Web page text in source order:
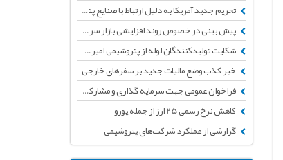
تحریم جدید آمریکا به دلیل ارتباط با صنایع پتروشیمی ایران
پیش بینی در خصوص روند افزایشی بازار سرمایه طی ماه‌های آتی
شکایت تولیدکنندگان لوله از پتروشیمی امیرکبیر به دلیل مشکلات کیفی و نداشتن تائیدیه
خبر کذب وضع مالیات جدید بر سفرهای خارجی
فراخوان عمومی جهت سرمایه گذاری و مشارکت در طرح "متانول به پروپیلن(MTP)"
کاهش نرخ رسمی 25 ارز از جمله یورو
گزارشی از عملکرد شرکت‌های پتروشیمی